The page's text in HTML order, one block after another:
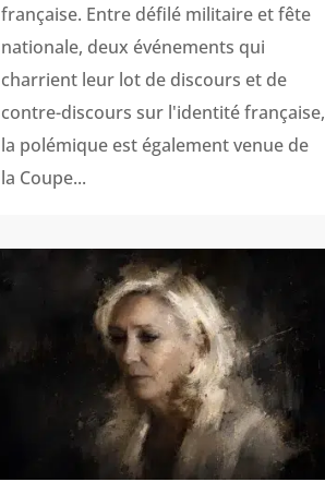
française. Entre défilé militaire et fête
nationale, deux événements qui
charrient leur lot de discours et de
contre-discours sur l'identité française,
la polémique est également venue de
la Coupe...